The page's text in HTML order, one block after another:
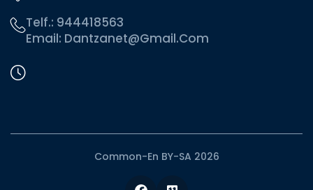
Telf.: 944418563
Email: Dantzanet@gmail.com
Common-En BY-SA 2026